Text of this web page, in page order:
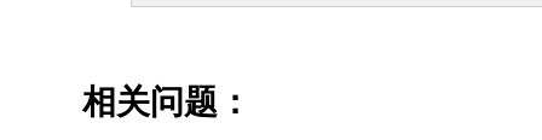
相关问题：